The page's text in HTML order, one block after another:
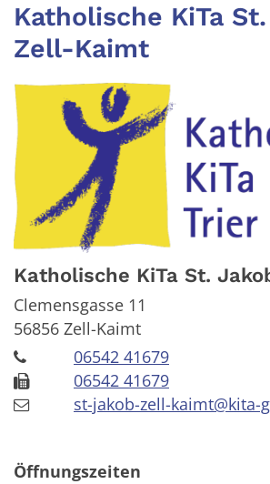
Katholische KiTa
Zell-Kaimt
Katholische KiTa St.
Clemensgasse 11
56856 Zell-Kaimt
06542 41679
06542 41679
st-jakob-zell-kaimt@kita-
Öffnungszeiten